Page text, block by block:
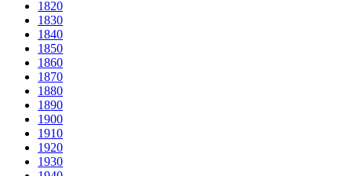
1820
1830
1840
1850
1860
1870
1880
1890
1900
1910
1920
1930